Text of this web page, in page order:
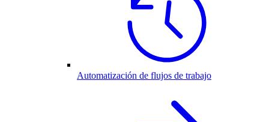
Automatización de flujos de trabajo